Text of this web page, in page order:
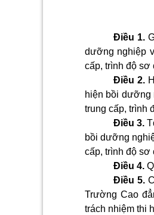
Điều 1.
dưỡng nghiệp
cấp, trình độ sơ
Điều 2.
hiện bồi dưỡng
trung cấp, trình
Điều 3.
bồi dưỡng
cấp, trình độ sơ
Điều 4.
Điều 5.
Trường Cao
trách nhiệm thi